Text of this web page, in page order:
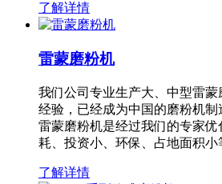
了解详情
雷蒙磨粉机
我们公司专业生产大、中型雷
经验，已经成为中国的磨粉机制
雷蒙磨粉机是经过我们的专家
耗、投资小、环保、占地面积
了解详情